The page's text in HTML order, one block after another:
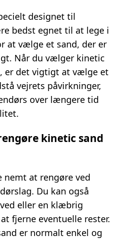
designet til
bedst egnet til at lege i
at vælge et sand, der er
Når du vælger kinetic
er det vigtigt at vælge et
vejrets påvirkninger,
over længere tid
kinetic sand
nemt at rengøre ved
Du kan også
eller en klæbrig
fjerne eventuelle rester.
er normalt enkel og